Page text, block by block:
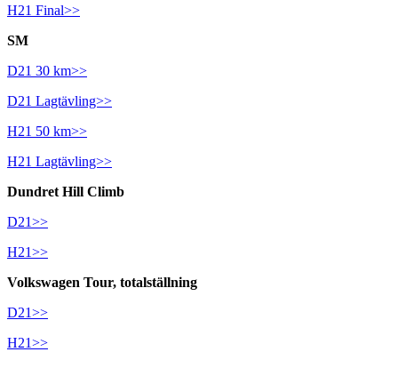
H21 Final>>
SM
D21 30 km>>
D21 Lagtävling>>
H21 50 km>>
H21 Lagtävling>>
Dundret Hill Climb
D21>>
H21>>
Volkswagen Tour, totalställning
D21>>
H21>>